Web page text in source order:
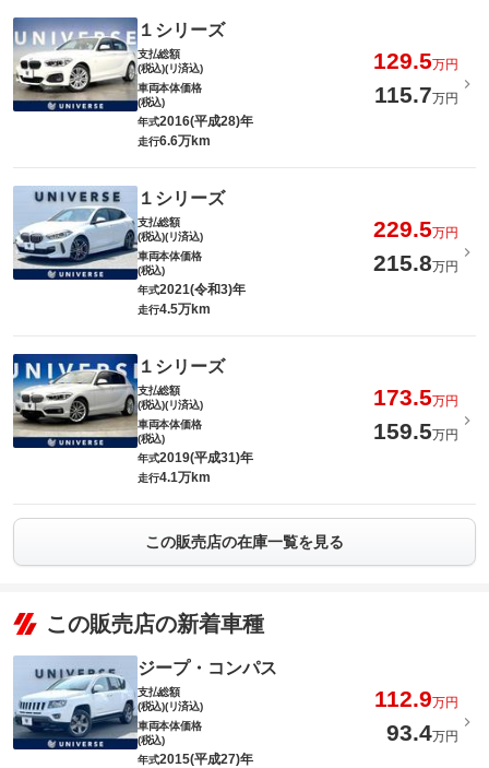
１シリーズ
支払総額
(税込)(リ済込)
129.5万円
車両本体価格
(税込)
115.7万円
年式2016(平成28)年
走行6.6万km
１シリーズ
支払総額
(税込)(リ済込)
229.5万円
車両本体価格
(税込)
215.8万円
年式2021(令和3)年
走行4.5万km
１シリーズ
支払総額
(税込)(リ済込)
173.5万円
車両本体価格
(税込)
159.5万円
年式2019(平成31)年
走行4.1万km
この販売店の在庫一覧を見る
この販売店の新着車種
ジープ・コンパス
支払総額
(税込)(リ済込)
112.9万円
車両本体価格
(税込)
93.4万円
年式2015(平成27)年